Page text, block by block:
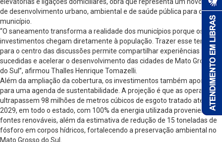
de desenvolvimento urbano, ambiental e de saúde pública para o
município.
“O saneamento transforma a realidade dos municípios porque os
investimentos chegam diretamente à população. Trazer esse tema
para o centro das discussões permite compartilhar experiências bem-
sucedidas e acelerar o desenvolvimento das cidades de Mato Grosso
do Sul”, afirmou Thalles Henrique Tomazelli.
Além da ampliação da cobertura, os investimentos também apontam
para uma agenda de sustentabilidade. A projeção é que as operações
ultrapassem 98 milhões de metros cúbicos de esgoto tratado até
2029, em todo o estado, com 100% da energia utilizada proveniente de
fontes renováveis, além da estimativa de redução de 15 toneladas de
fósforo em corpos hídricos, fortalecendo a preservação ambiental no
Mato Grosso do Sul.